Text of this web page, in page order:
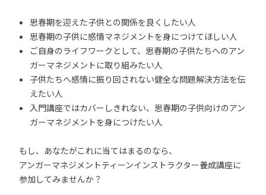
思春期を迎えた子供との関係を良くしたい人
思春期の子供に感情マネジメントを身につけてほしい人
ご自身のライフワークとして、思春期の子供たちへのアン
ガーマネジメントに取り組みたい人
子供たちへ感情に振り回されない健全な問題解決方法を伝
えたい人
入門講座ではカバーしきれない、思春期の子供向けのアン
ガーマネジメントを身につけたい人
もし、あなたがこれに当てはまるのなら、
アンガーマネジメントティーンインストラクター養成講座に
参加してみませんか？